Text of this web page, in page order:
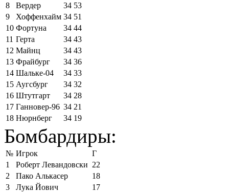
8
Вердер 34 53
9
Хоффенхайм 34 51
10 Фортуна 34 44
11 Герта 34 43
12 Майнц 34 43
13 Фрайбург 34 36
14 Шальке-04 34 33
15 Аугсбург 34 32
16 Штутгарт 34 28
17 Ганновер-96 34 21
18 Нюрнберг 34 19
Бомбардиры:
№ Игрок
Г
1
Роберт Левандовски 22
2
Пако Алькасер
18
3
Лука Йович
17